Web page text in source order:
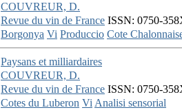
COUVREUR, D.
Revue du vin de France ISSN: 0750-
Borgonya Vi Produccio Cote
Paysans et milliardaires
COUVREUR, D.
Revue du vin de France ISSN: 0750-
Cotes du Luberon ViAnalisi sensorial